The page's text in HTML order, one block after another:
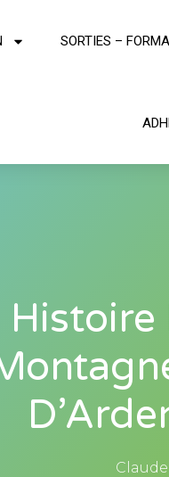
SORTIES –
Histoire
Claude